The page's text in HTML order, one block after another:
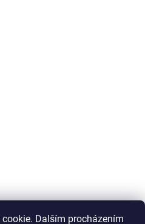
Dalším procházením